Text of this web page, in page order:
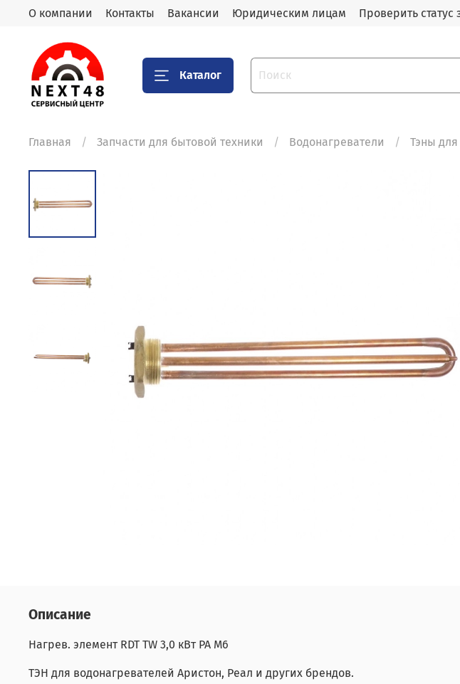
О компании Контакты Вакансии Юридическим лицам Проверить статус
Каталог
Главная Запчасти для бытовой техники Водонагреватели Тэны
Описание
Нагрев. элемент RDT TW 3,0 кВт PA M6
ТЭН для водонагревателей Аристон, Реал и других брендов.